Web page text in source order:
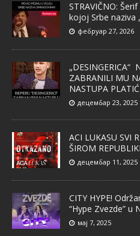
STRAVIČNO:
kojoj Srbe naziva
фебруар 27, 2026
„DESINGERICA“
ZABRANILI MU
NASTUPA
децембар 23, 2025
ACI LUKASU SVI
ŠIROM
децембар 11, 2025
CITY HYPE!
“Hype Zvezde” u
мај 7, 2025